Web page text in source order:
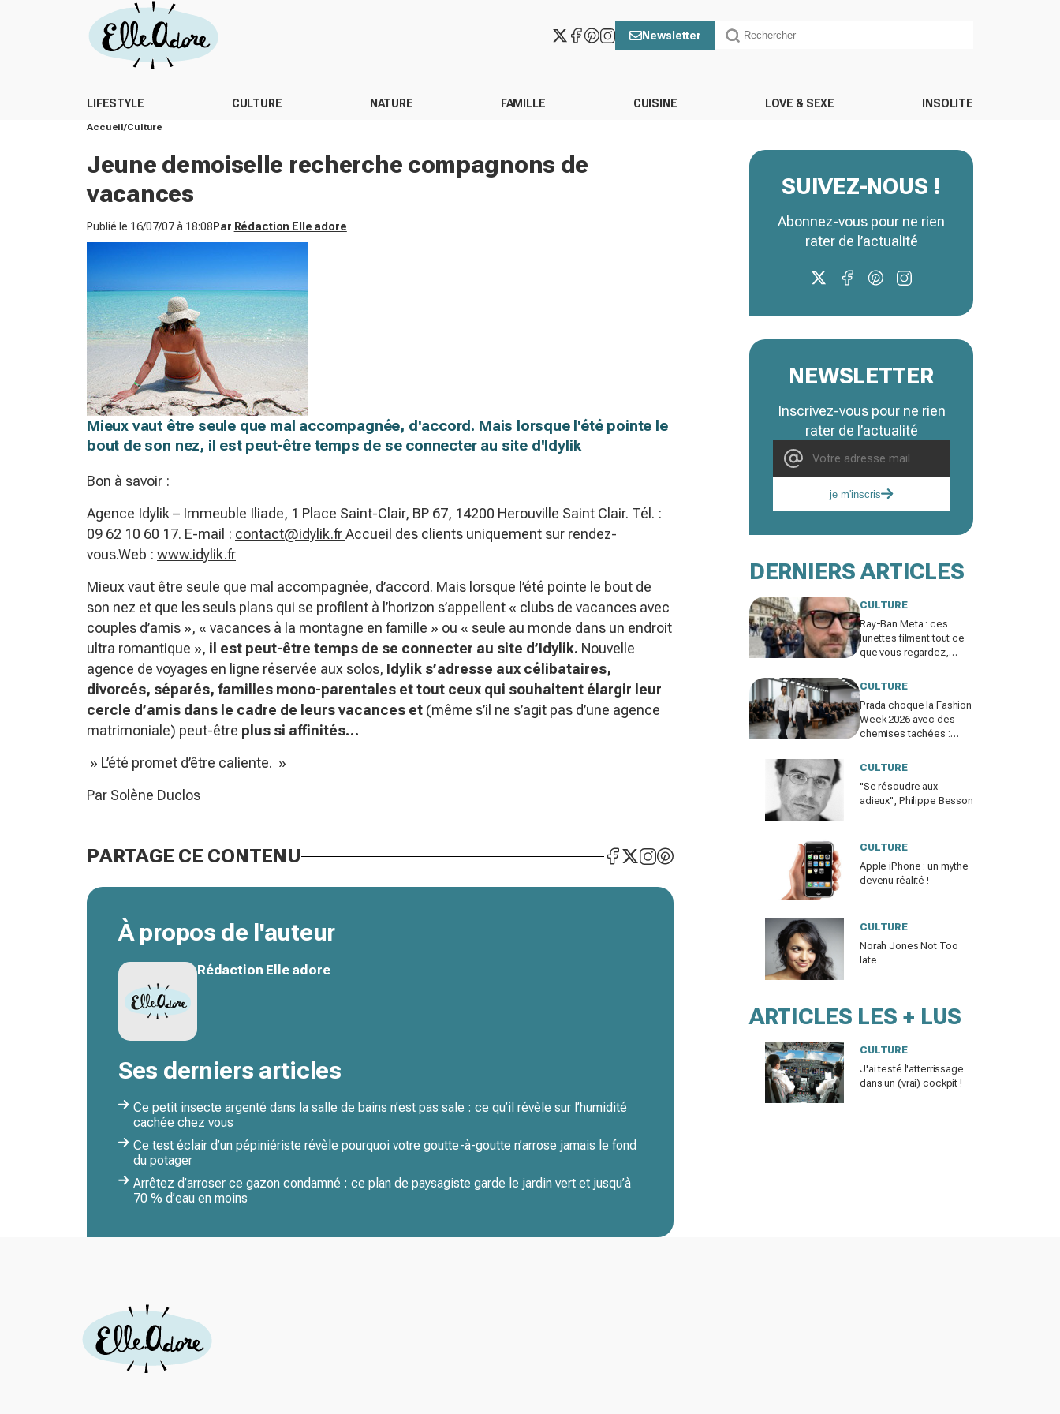
Newsletter
LIFESTYLE CULTURE NATURE FAMILLE CUISINE LOVE & SEXE INSOLITE
Accueil Culture
Jeune demoiselle recherche compagnons de
vacances
Publié le 16/07/07 à 18:08 Par Rédaction Elle adore
Mieux vaut être seule que mal accompagnée, d'accord. Mais lorsque l'été pointe le
bout de son nez, il est peut-être temps de se connecter au site d'Idylik
Bon à savoir :
Agence Idylik – Immeuble Iliade, 1 Place Saint-Clair, BP 67, 14200 Herouville Saint Clair. Tél. :
09 62 10 60 17. E-mail : contact@idylik.frAccueil des clients uniquement sur rendez-
vous.Web : www.idylik.fr
Mieux vaut être seule que mal accompagnée, d’accord. Mais lorsque l’été pointe le bout de
son nez et que les seuls plans qui se profilent à l’horizon s’appellent « clubs de vacances avec
couples d’amis », « vacances à la montagne en famille » ou « seule au monde dans un endroit
ultra romantique », il est peut-être temps de se connecter au site d’Idylik. Nouvelle
agence de voyages en ligne réservée aux solos, Idylik s’adresse aux célibataires,
divorcés, séparés, familles mono-parentales et tout ceux qui souhaitent élargir leur
cercle d’amis dans le cadre de leurs vacances et (même s’il ne s’agit pas d’une agence
matrimoniale) peut-être plus si affinités…
» L’été promet d’être caliente. »
Par Solène Duclos
PARTAGE CE CONTENU
À propos de l'auteur
Rédaction Elle adore
Ses derniers articles
Ce petit insecte argenté dans la salle de bains n’est pas sale : ce qu’il révèle sur l’humidité
cachée chez vous
Ce test éclair d’un pépiniériste révèle pourquoi votre goutte-à-goutte n’arrose jamais le fond
du potager
Arrêtez d’arroser ce gazon condamné : ce plan de paysagiste garde le jardin vert et jusqu’à
70 % d’eau en moins
SUIVEZ-NOUS !
Abonnez-vous pour ne rien
rater de l’actualité
NEWSLETTER
Inscrivez-vous pour ne rien
rater de l’actualité
je m'inscris
DERNIERS ARTICLES
CULTURE
Ray-Ban Meta : ces
lunettes filment tout ce
que vous regardez,
atteinte à la vie privée ?
CULTURE
Prada choque la Fashion
Week 2026 avec des
chemises tachées :
manifeste assumé ?
CULTURE
"Se résoudre aux
adieux", Philippe Besson
CULTURE
Apple iPhone : un mythe
devenu réalité !
CULTURE
Norah Jones Not Too
late
ARTICLES LES + LUS
CULTURE
J'ai testé l'atterrissage
dans un (vrai) cockpit !